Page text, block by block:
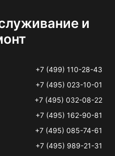
и
+7 (499) 110-28-43
+7 (495) 023-10-01
+7 (495) 032-08-22
+7 (495) 162-90-81
+7 (495) 085-74-61
+7 (495) 989-21-31